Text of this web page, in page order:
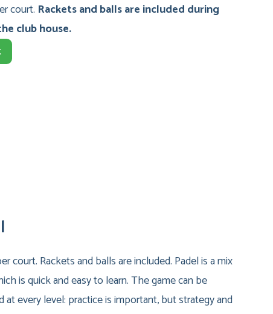
court. Rackets and balls are included during
club house.
court. Rackets and balls are included. Padel is a mix
is quick and easy to learn. The game can be
at every level: practice is important, but strategy and